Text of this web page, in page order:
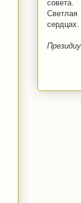
совета.
Светлая
сердцах.